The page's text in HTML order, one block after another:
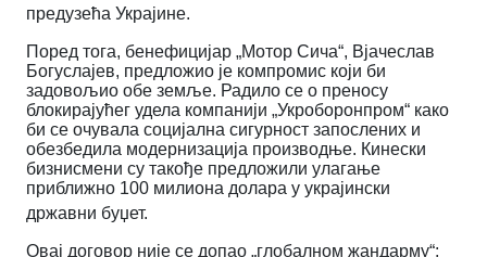
предузећа Украјине.
Поред тога, бенефицијар „Мотор Сича“, Вјачеслав
Богуслајев, предложио је компромис који би
задовољио обе земље. Радило се о преносу
блокирајућег удела компанији „Укроборонпром“ како
би се очувала социјална сигурност запослених и
обезбедила модернизација производње. Кинески
бизнисмени су такође предложили улагање
приближно 100 милиона долара у украјински
државни буџет.
Овај договор није се допао „глобалном жандарму“: